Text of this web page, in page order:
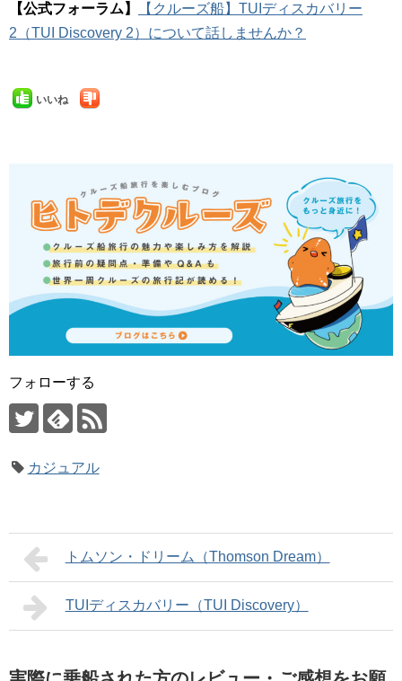
【公式フォーラム】
【クルーズ船】TUIディスカバリー
2（TUI Discovery 2）について話しませんか？
いいね
フォローする
カジュアル
トムソン・ドリーム（Thomson Dream）
TUIディスカバリー（TUI Discovery）